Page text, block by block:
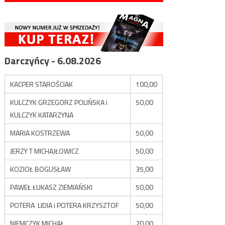
Darczyńcy - 6.08.2026
KACPER STAROŚCIAK
100,00
KULCZYK GRZEGORZ POLIŃSKA i
KULCZYK KATARZYNA
50,00
MARIA KOSTRZEWA
50,00
JERZY T MICHAJŁOWICZ
50,00
KOZIOŁ BOGUSŁAW
35,00
PAWEŁ ŁUKASZ ZIEMIAŃSKI
50,00
POTERA LIDIA i POTERA KRZYSZTOF
50,00